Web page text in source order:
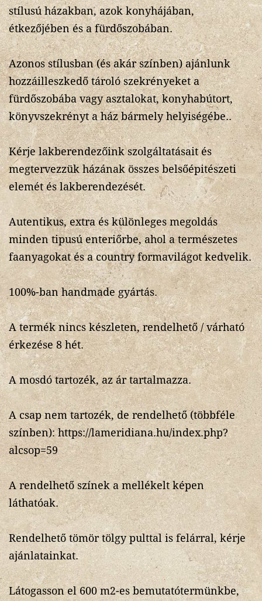
stílusú házakban, azok konyhájában,
étkezőjében és a fürdőszobában.
Azonos stílusban (és akár színben) ajánlunk
hozzáilleszkedő tároló szekrényeket a
fürdőszobába vagy asztalokat, konyhabútort,
könyvszekrényt a ház bármely helyiségébe..
Kérje lakberendezőink szolgáltatásait és
megtervezzük házának összes belsőépitészeti
elemét és lakberendezését.
Autentikus, extra és különleges megoldás
minden tipusú enteriőrbe, ahol a természetes
faanyagokat és a country formavilágot kedvelik.
100%-ban handmade gyártás.
A termék nincs készleten, rendelhető / várható
érkezése 8 hét.
A mosdó tartozék, az ár tartalmazza.
A csap nem tartozék, de rendelhető (többféle
színben): https://lameridiana.hu/index.php?
alcsop=59
A rendelhető színek a mellékelt képen
láthatóak.
Rendelhető tömör tölgy pulttal is felárral, kérje
ajánlatainkat.
Látogasson el 600 m2-es bemutatótermünkbe,